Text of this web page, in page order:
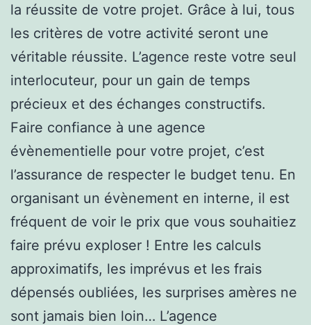
la réussite de votre projet. Grâce à lui, tous
les critères de votre activité seront une
véritable réussite. L’agence reste votre seul
interlocuteur, pour un gain de temps
précieux et des échanges constructifs.
Faire confiance à une agence
évènementielle pour votre projet, c’est
l’assurance de respecter le budget tenu. En
organisant un évènement en interne, il est
fréquent de voir le prix que vous souhaitiez
faire prévu exploser ! Entre les calculs
approximatifs, les imprévus et les frais
dépensés oubliées, les surprises amères ne
sont jamais bien loin… L’agence